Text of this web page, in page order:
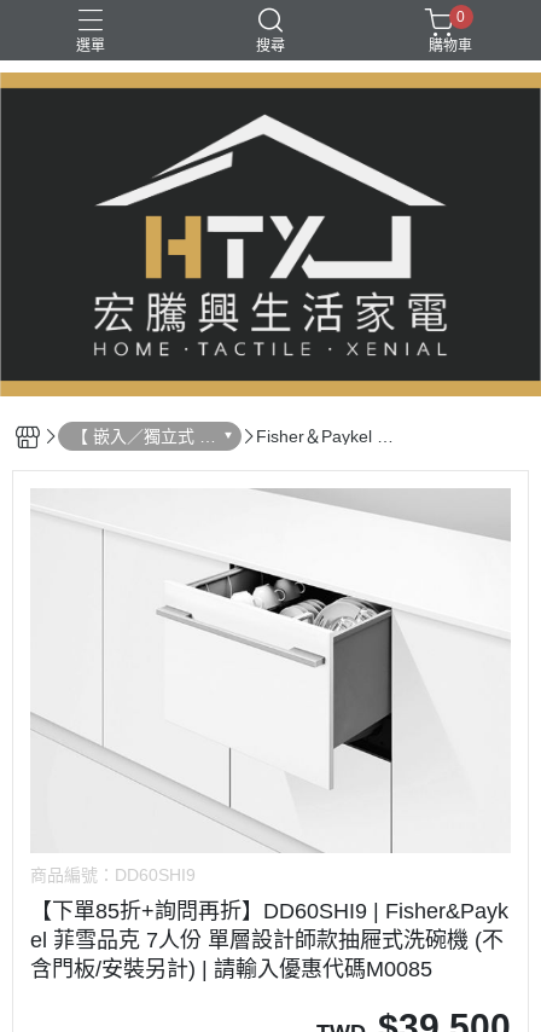
選單 搜尋
0
購物車
【 嵌入／獨立式 洗
烘碗機 】
Fisher＆Paykel 菲
機
商品編號： DD60SHI9
【下單85折+詢問再折】DD60SHI9 | Fisher&Payk
el 菲雪品克 7人份 單層設計師款抽屜式洗碗機 (不
含門板/安裝另計) | 請輸入優惠代碼M0085